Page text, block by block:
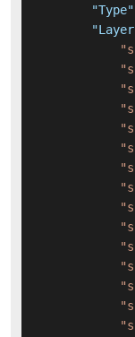
"Type"